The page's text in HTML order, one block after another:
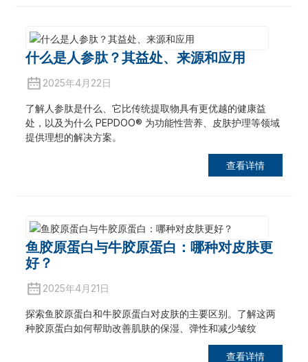
什么是人参肽？其益处、来源和应用
2025年4月22日
了解人参肽是什么、它比传统提取物具有更优越的健康益
处，以及为什么 PEPDOO® 为功能性营养、皮肤护理等领域
提供理想的解决方案。
查看详情
鱼胶原蛋白与牛胶原蛋白：哪种对皮肤更
好？
2025年4月21日
探索鱼胶原蛋白和牛胶原蛋白对皮肤的主要区别。了解这两
种胶原蛋白如何帮助改善肌肤的保湿、弹性和减少皱纹
查看详情